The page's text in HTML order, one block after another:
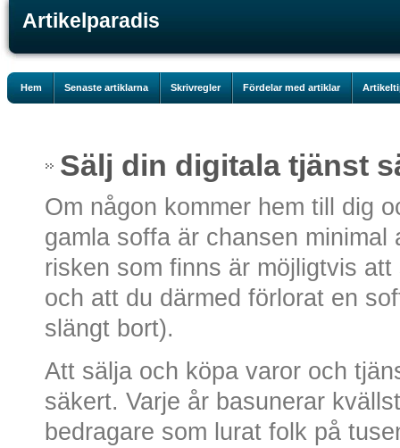
Artikelparadis
Hem Senaste artiklarna Skrivregler Fördelar med artiklar
Sälj din digitala tjänst
Om någon kommer hem till dig
gamla soffa är chansen
risken som finns är möjligtvis
och att du därmed förlorat en
slängt bort).
Att sälja och köpa varor och
säkert. Varje år basunerar
bedragare som lurat folk på